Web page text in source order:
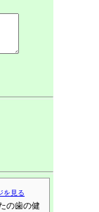
を見る
の歯の健